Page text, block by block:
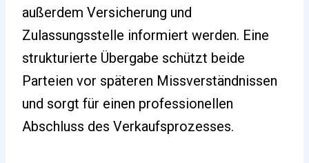
außerdem Versicherung und
Zulassungsstelle informiert werden. Eine
strukturierte Übergabe schützt beide
Parteien vor späteren Missverständnissen
und sorgt für einen professionellen
Abschluss des Verkaufsprozesses.